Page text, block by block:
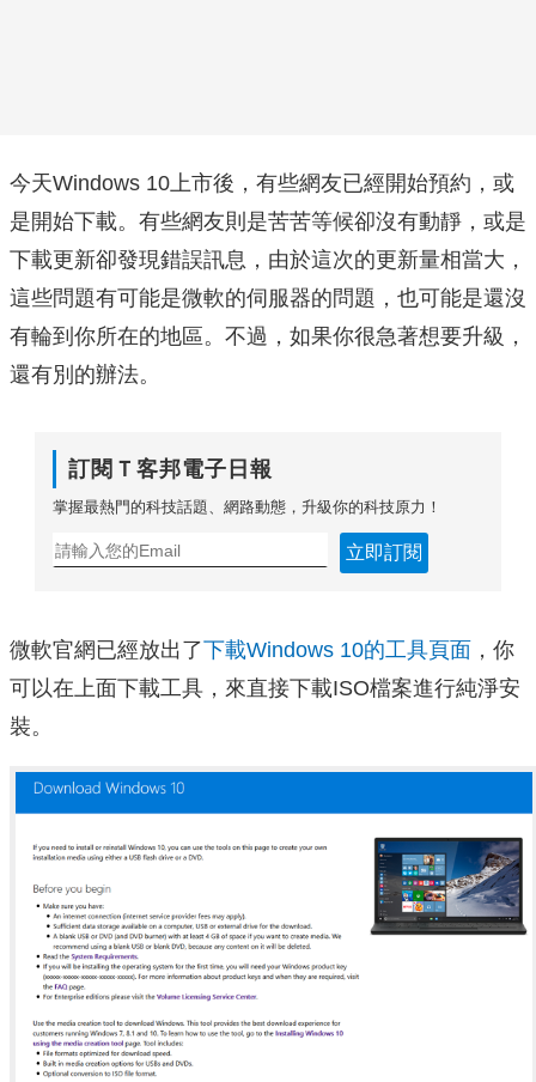
今天Windows 10上市後，有些網友已經開始預約，或
是開始下載。有些網友則是苦苦等候卻沒有動靜，或是
下載更新卻發現錯誤訊息，由於這次的更新量相當大，
這些問題有可能是微軟的伺服器的問題，也可能是還沒
有輪到你所在的地區。不過，如果你很急著想要升級，
還有別的辦法。
訂閱Ｔ客邦電子日報
掌握最熱門的科技話題、網路動態，升級你的科技原力！
立即訂閱
微軟官網已經放出了下載Windows 10的工具頁面 ，你
可以在上面下載工具，來直接下載ISO檔案進行純淨安
裝。